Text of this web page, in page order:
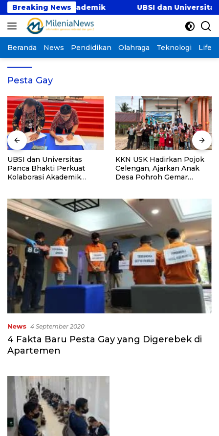
Langsung
ke
konten
Breaking News
Akademik UBSI dan Universitas
Beranda News Pendidikan Olahraga Teknologi
Pesta Gay
UBSI dan Universitas
Panca Bhakti Perkuat
Kolaborasi Akademik
KKN USK Hadirkan Pojok
Celengan, Ajarkan Anak
Desa Pohroh Gemar
News 4 September 2020
4 Fakta Baru Pesta Gay yang Digerebek di
Apartemen